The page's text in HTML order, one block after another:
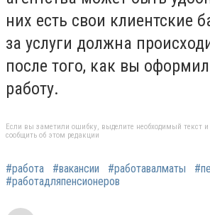
них есть свои клиентские
за услуги должна
после того, как вы
работу.
Если вы заметили ошибку, выделите необходимый текст
сообщить об этом редакции
#работа #вакансии #работавалматы
#работадляпенсионеров